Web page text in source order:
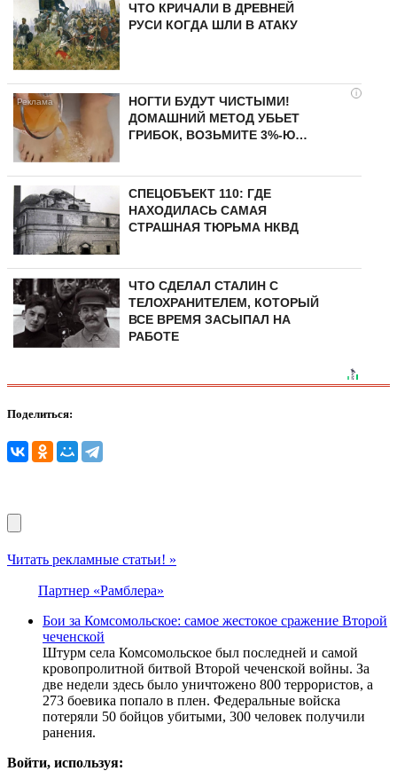
ЧТО КРИЧАЛИ В ДРЕВНЕЙ
РУСИ КОГДА ШЛИ В АТАКУ
i
НОГТИ БУДУТ ЧИСТЫМИ!
ДОМАШНИЙ МЕТОД УБЬЕТ
ГРИБОК, ВОЗЬМИТЕ 3%-Ю…
СПЕЦОБЪЕКТ 110: ГДЕ
НАХОДИЛАСЬ САМАЯ
СТРАШНАЯ ТЮРЬМА НКВД
ЧТО СДЕЛАЛ СТАЛИН С
ТЕЛОХРАНИТЕЛЕМ, КОТОРЫЙ
ВСЕ ВРЕМЯ ЗАСЫПАЛ НА
РАБОТЕ
Поделиться:
Читать рекламные статьи! »
Партнер «Рамблера»
Бои за Комсомольское: самое жестокое сражение Второй
чеченской
Штурм села Комсомольское был последней и самой
кровопролитной битвой Второй чеченской войны. За
две недели здесь было уничтожено 800 террористов, а
273 боевика попало в плен. Федеральные войска
потеряли 50 бойцов убитыми, 300 человек получили
ранения.
Войти, используя: